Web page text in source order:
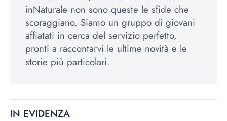
inNaturale non sono queste le sfide che
scoraggiano. Siamo un gruppo di giovani
affiatati in cerca del servizio perfetto,
pronti a raccontarvi le ultime novità e le
storie più particolari.
IN EVIDENZA